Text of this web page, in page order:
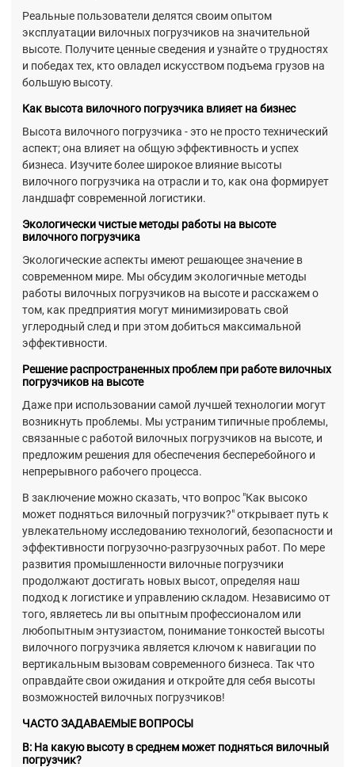
Реальные пользователи делятся своим опытом
эксплуатации вилочных погрузчиков на значительной
высоте. Получите ценные сведения и узнайте о трудностях
и победах тех, кто овладел искусством подъема грузов на
большую высоту.
Как высота вилочного погрузчика влияет на бизнес
Высота вилочного погрузчика - это не просто технический
аспект; она влияет на общую эффективность и успех
бизнеса. Изучите более широкое влияние высоты
вилочного погрузчика на отрасли и то, как она формирует
ландшафт современной логистики.
Экологически чистые методы работы на высоте
вилочного погрузчика
Экологические аспекты имеют решающее значение в
современном мире. Мы обсудим экологичные методы
работы вилочных погрузчиков на высоте и расскажем о
том, как предприятия могут минимизировать свой
углеродный след и при этом добиться максимальной
эффективности.
Решение распространенных проблем при работе вилочных
погрузчиков на высоте
Даже при использовании самой лучшей технологии могут
возникнуть проблемы. Мы устраним типичные проблемы,
связанные с работой вилочных погрузчиков на высоте, и
предложим решения для обеспечения бесперебойного и
непрерывного рабочего процесса.
В заключение можно сказать, что вопрос "Как высоко
может подняться вилочный погрузчик?" открывает путь к
увлекательному исследованию технологий, безопасности и
эффективности погрузочно-разгрузочных работ. По мере
развития промышленности вилочные погрузчики
продолжают достигать новых высот, определяя наш
подход к логистике и управлению складом. Независимо от
того, являетесь ли вы опытным профессионалом или
любопытным энтузиастом, понимание тонкостей высоты
вилочного погрузчика является ключом к навигации по
вертикальным вызовам современного бизнеса. Так что
оправдайте свои ожидания и откройте для себя высоты
возможностей вилочных погрузчиков!
ЧАСТО ЗАДАВАЕМЫЕ ВОПРОСЫ
В: На какую высоту в среднем может подняться вилочный
погрузчик?